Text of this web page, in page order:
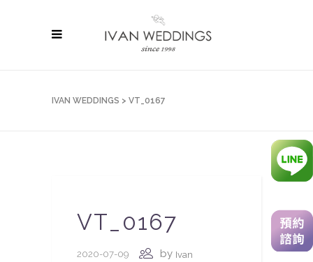
IVAN WEDDINGS > VT_0167
VT_0167
2020-07-09 by Ivan